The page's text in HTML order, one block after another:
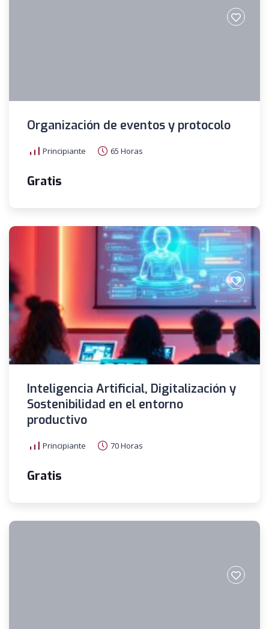
Organización de eventos y protocolo
Principiante 65 Horas
Gratis
Inteligencia Artificial, Digitalización y
Sostenibilidad en el entorno
productivo
Principiante 70 Horas
Gratis